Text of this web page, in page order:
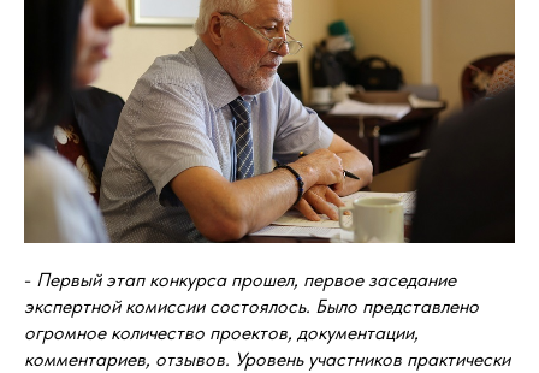
- Первый этап конкурса прошел, первое заседание
экспертной комиссии состоялось. Было представлено
огромное количество проектов, документации,
комментариев, отзывов. Уровень участников практически